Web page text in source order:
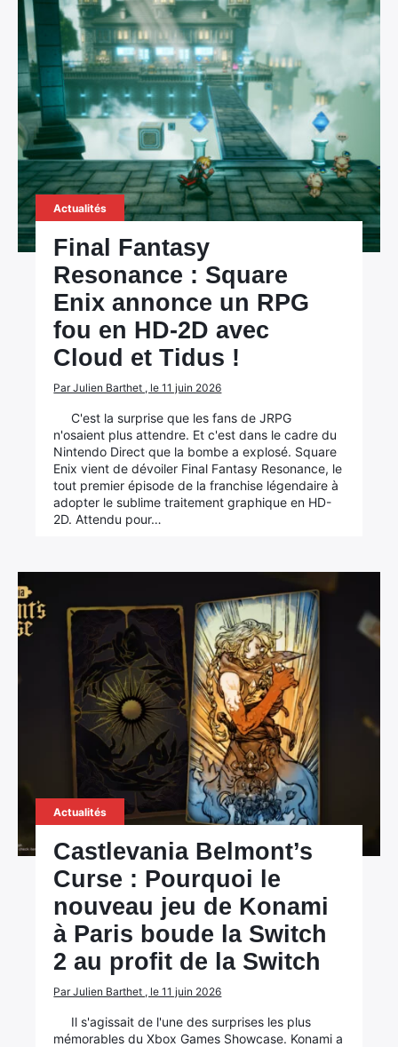
Actualités
Final Fantasy
Resonance : Square
Enix annonce un RPG
fou en HD-2D avec
Cloud et Tidus !
Par Julien Barthet , le 11 juin 2026
C'est la surprise que les fans de JRPG
n'osaient plus attendre. Et c'est dans le cadre du
Nintendo Direct que la bombe a explosé. Square
Enix vient de dévoiler Final Fantasy Resonance, le
tout premier épisode de la franchise légendaire à
adopter le sublime traitement graphique en HD-
2D. Attendu pour…
Actualités
Castlevania Belmont’s
Curse : Pourquoi le
nouveau jeu de Konami
à Paris boude la Switch
2 au profit de la Switch
Par Julien Barthet , le 11 juin 2026
Il s'agissait de l'une des surprises les plus
mémorables du Xbox Games Showcase. Konami a